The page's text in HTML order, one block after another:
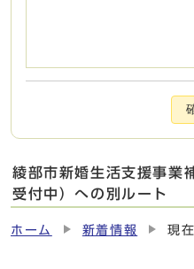
綾部市新婚生活支援事業
受付中）への別ルート
ホーム 新着情報 現